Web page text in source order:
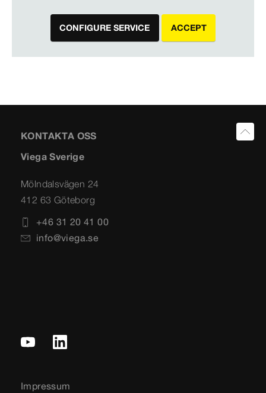
CONFIGURE SERVICE ACCEPT
KONTAKTA OSS
Viega Sverige
Mölndalsvägen 24
412 63 Göteborg
+46 31 20 41 00
info@viega.se
Impressum